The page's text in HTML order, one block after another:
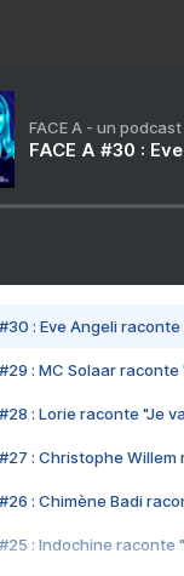
FACE A - un
FACE A #30 :
#30 : Eve Angeli
#29 : MC Solaar
#28 : Lorie raconte "Je
#27 : Christophe
#26 : Chimène Badi
#25 : Indochine raconte